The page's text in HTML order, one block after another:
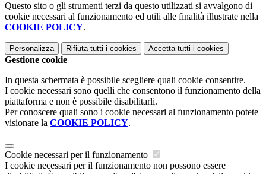
Questo sito o gli strumenti terzi da questo utilizzati si avvalgono di
cookie necessari al funzionamento ed utili alle finalità illustrate nella
COOKIE POLICY.
Personalizza Rifiuta tutti i cookies Accetta tutti i cookies
Gestione cookie
In questa schermata è possibile scegliere quali cookie consentire.
I cookie necessari sono quelli che consentono il funzionamento della
piattaforma e non è possibile disabilitarli.
Per conoscere quali sono i cookie necessari al funzionamento potete
visionare la COOKIE POLICY.
Cookie necessari per il funzionamento
I cookie necessari per il funzionamento non possono essere